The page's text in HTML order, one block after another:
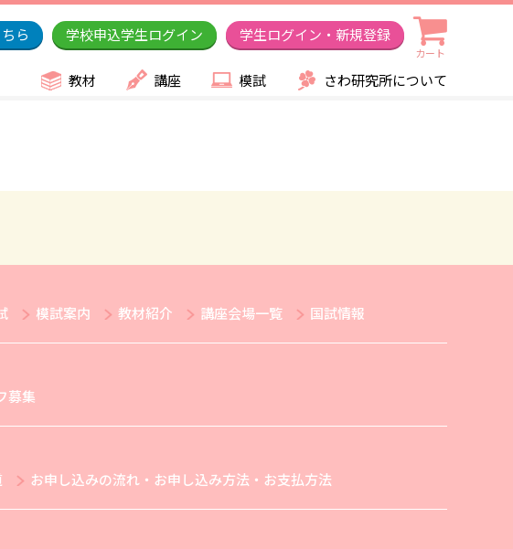
ら 学校申込学生ログイン 学生ログイン・新規登録
カート
教材 講座 模試 さわ研究所について
模試案内 教材紹介 講座会場一覧 国試情報
募集
お申し込みの流れ・お申し込み方法・お支払方法